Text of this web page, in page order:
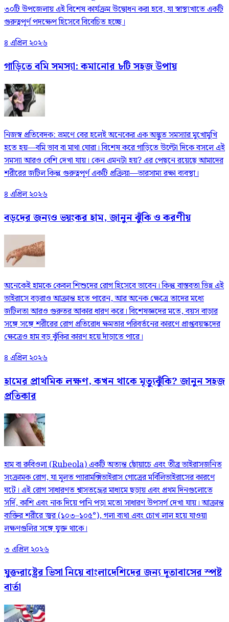
৩০টি উপজেলায় এই বিশেষ কার্যক্রম উদ্বোধন করা হবে, যা স্বাস্থ্যখাতে একটি
গুরুত্বপূর্ণ পদক্ষেপ হিসেবে বিবেচিত হচ্ছে।
৪ এপ্রিল ২০২৬
গাড়িতে বমি সমস্যা: কমানোর ৮টি সহজ উপায়
নিজস্ব প্রতিবেদক: ভ্রমণে বের হলেই অনেকের এক অদ্ভুত সমস্যার মুখোমুখি
হতে হয়—বমি ভাব বা মাথা ঘোরা। বিশেষ করে গাড়িতে উল্টো দিকে বসলে এই
সমস্যা আরও বেশি দেখা যায়। কেন এমনটা হয়? এর পেছনে রয়েছে আমাদের
শরীরের জটিল কিন্তু গুরুত্বপূর্ণ একটি প্রক্রিয়া—ভারসাম্য রক্ষা ব্যবস্থা।
৪ এপ্রিল ২০২৬
বড়দের জন্যও ভয়ংকর হাম, জানুন ঝুঁকি ও করণীয়
অনেকেই হামকে কেবল শিশুদের রোগ হিসেবে ভাবেন। কিন্তু বাস্তবতা ভিন্ন এই
ভাইরাসে বড়রাও আক্রান্ত হতে পারেন, আর অনেক ক্ষেত্রে তাদের মধ্যে
জটিলতা আরও গুরুতর আকার ধারণ করে। বিশেষজ্ঞদের মতে, বয়স বাড়ার
সঙ্গে সঙ্গে শরীরের রোগ প্রতিরোধ ক্ষমতার পরিবর্তনের কারণে প্রাপ্তবয়স্কদের
ক্ষেত্রেও হাম বড় ঝুঁকির কারণ হয়ে দাঁড়াতে পারে।
৪ এপ্রিল ২০২৬
হামের প্রাথমিক লক্ষণ, কখন থাকে মৃত্যুঝুঁকি? জানুন সহজ
প্রতিকার
হাম বা রুবিওলা (Rubeola) একটি অত্যন্ত ছোঁয়াচে এবং তীব্র ভাইরাসজনিত
সংক্রামক রোগ, যা মূলত প্যারামক্সিভাইরাস গোত্রের মর্বিলিভাইরাসের কারণে
ঘটে। এই রোগ সাধারণত শ্বাসতন্ত্রের মাধ্যমে ছড়ায় এবং প্রথম দিনগুলোতে
সর্দি, কাশি এবং নাক দিয়ে পানি পড়া মতো সাধারণ উপসর্গ দেখা যায়। আক্রান্ত
ব্যক্তির শরীরে জ্বর (১০৩–১০৫°), গলা ব্যথা এবং চোখ লাল হয়ে যাওয়া
লক্ষণগুলির সঙ্গে যুক্ত থাকে।
৩ এপ্রিল ২০২৬
যুক্তরাষ্ট্রের ভিসা নিয়ে বাংলাদেশিদের জন্য দূতাবাসের স্পষ্ট
বার্তা